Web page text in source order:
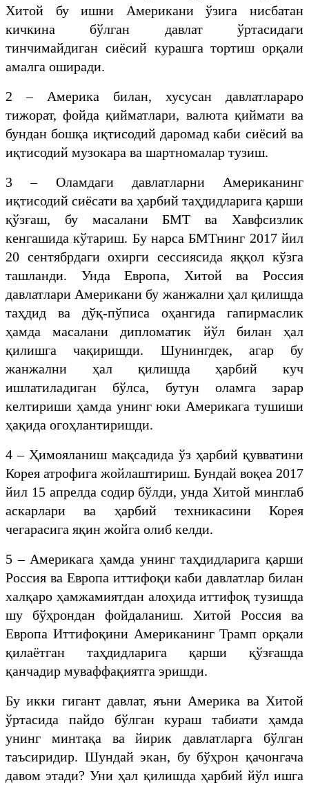
Хитой бу ишни Американи ўзига нисбатан
кичкина бўлган давлат ўртасидаги
тинчимайдиган сиёсий курашга тортиш орқали
амалга оширади.
2 – Америка билан, хусусан давлатлараро
тижорат, фойда қийматлари, валюта қиймати ва
бундан бошқа иқтисодий даромад каби сиёсий ва
иқтисодий музокара ва шартномалар тузиш.
3 – Оламдаги давлатларни Американинг
иқтисодий сиёсати ва ҳарбий таҳдидларига қарши
қўзғаш, бу масалани БМТ ва Хавфсизлик
кенгашида кўтариш. Бу нарса БМТнинг 2017 йил
20 сентябрдаги охирги сессиясида яққол кўзга
ташланди. Унда Европа, Хитой ва Россия
давлатлари Американи бу жанжални ҳал қилишда
таҳдид ва дўқ-пўписа оҳангида гапирмаслик
ҳамда масалани дипломатик йўл билан ҳал
қилишга чақиришди. Шунингдек, агар бу
жанжални ҳал қилишда ҳарбий куч
ишлатиладиган бўлса, бутун оламга зарар
келтириши ҳамда унинг юки Америкага тушиши
ҳақида огоҳлантиришди.
4 – Ҳимояланиш мақсадида ўз ҳарбий қувватини
Корея атрофига жойлаштириш. Бундай воқеа 2017
йил 15 апрелда содир бўлди, унда Хитой минглаб
аскарлари ва ҳарбий техникасини Корея
чегарасига яқин жойга олиб келди.
5 – Америкага ҳамда унинг таҳдидларига қарши
Россия ва Европа иттифоқи каби давлатлар билан
халқаро ҳамжамиятдан алоҳида иттифоқ тузишда
шу бўҳрондан фойдаланиш. Хитой Россия ва
Европа Иттифоқини Американинг Трамп орқали
қилаётган таҳдидларига қарши қўзғашда
қанчадир муваффақиятга эришди.
Бу икки гигант давлат, яъни Америка ва Хитой
ўртасида пайдо бўлган кураш табиати ҳамда
унинг минтақа ва йирик давлатларга бўлган
таъсиридир. Шундай экан, бу бўҳрон қачонгача
давом этади? Уни ҳал қилишда ҳарбий йўл ишга